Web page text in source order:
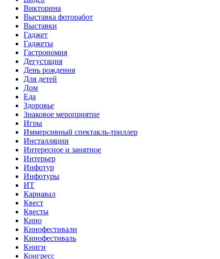
Викторина
Выставка фоторабот
Выставки
Гаджет
Гаджеты
Гастрономия
Дегустация
День рождения
Для детей
Дом
Еда
Здоровье
Знаковое мероприятие
Игры
Иммерсивный спектакль-триллер
Инсталляции
Интересное и занятное
Интерьер
Инфотур
Инфотуры
ИТ
Карнавал
Квест
Квесты
Кино
Кинофестивали
Кинофестиваль
Книги
Конгресс